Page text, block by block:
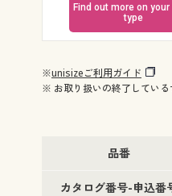
Find out more on your
type
※unisizeご利用ガイド
※ お取り扱いの終了している
品番
カタログ番号-申込番